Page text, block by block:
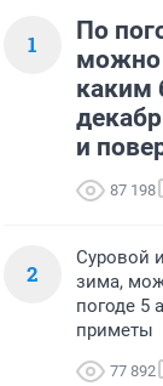
1
По
можно
каким
и
87 198
2
Суровой
зима,
погоде 5
приметы
77 892